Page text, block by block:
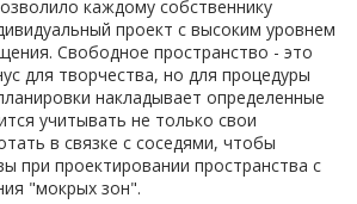
каждому собственнику
проект с высоким уровнем
Свободное пространство - это
для творчества, но для процедуры
накладывает определенные
учитывать не только свои
в связке с соседями, чтобы
при проектировании пространства с
"мокрых зон".